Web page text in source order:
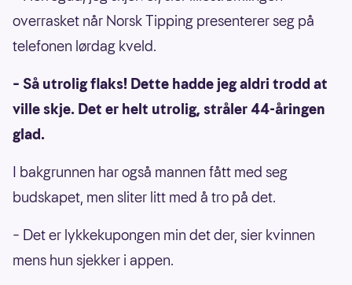
overrasket når Norsk Tipping presenterer seg på
telefonen lørdag kveld.
– Så utrolig flaks! Dette hadde jeg aldri trodd at
ville skje. Det er helt utrolig, stråler 44-åringen
glad.
I bakgrunnen har også mannen fått med seg
budskapet, men sliter litt med å tro på det.
– Det er lykkekupongen min det der, sier kvinnen
mens hun sjekker i appen.